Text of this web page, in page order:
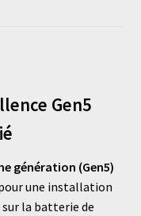
Gen5
génération (Gen5)
une installation
sur la batterie de